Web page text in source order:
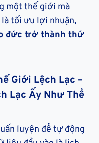
một thế giới mà
tối ưu lợi nhuận,
đức trở thành thứ
Giới Lệch Lạc –
Lạc Ấy Như Thể
luyện để tự động